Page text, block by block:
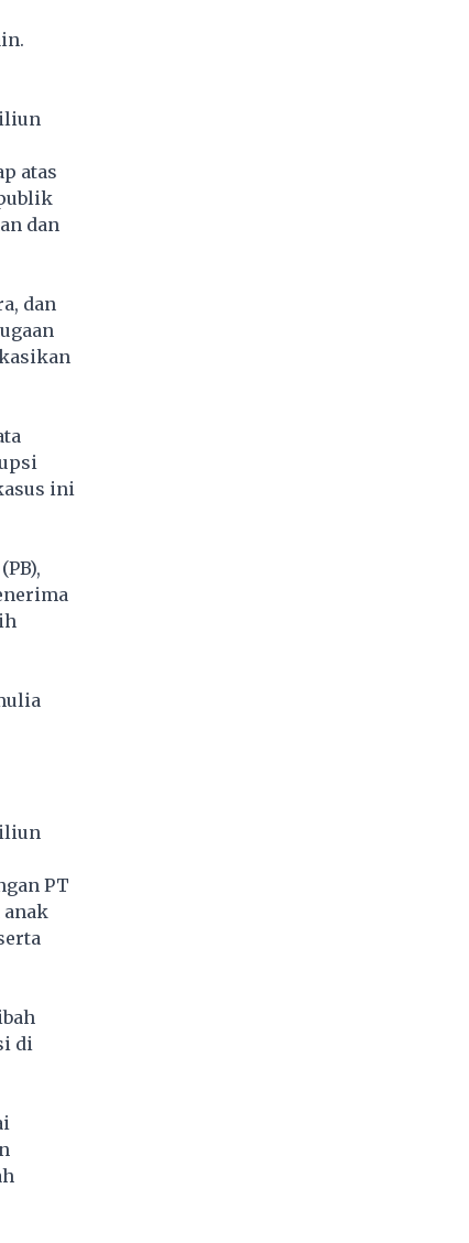
atas
dan
dan
ini
PT
anak
di